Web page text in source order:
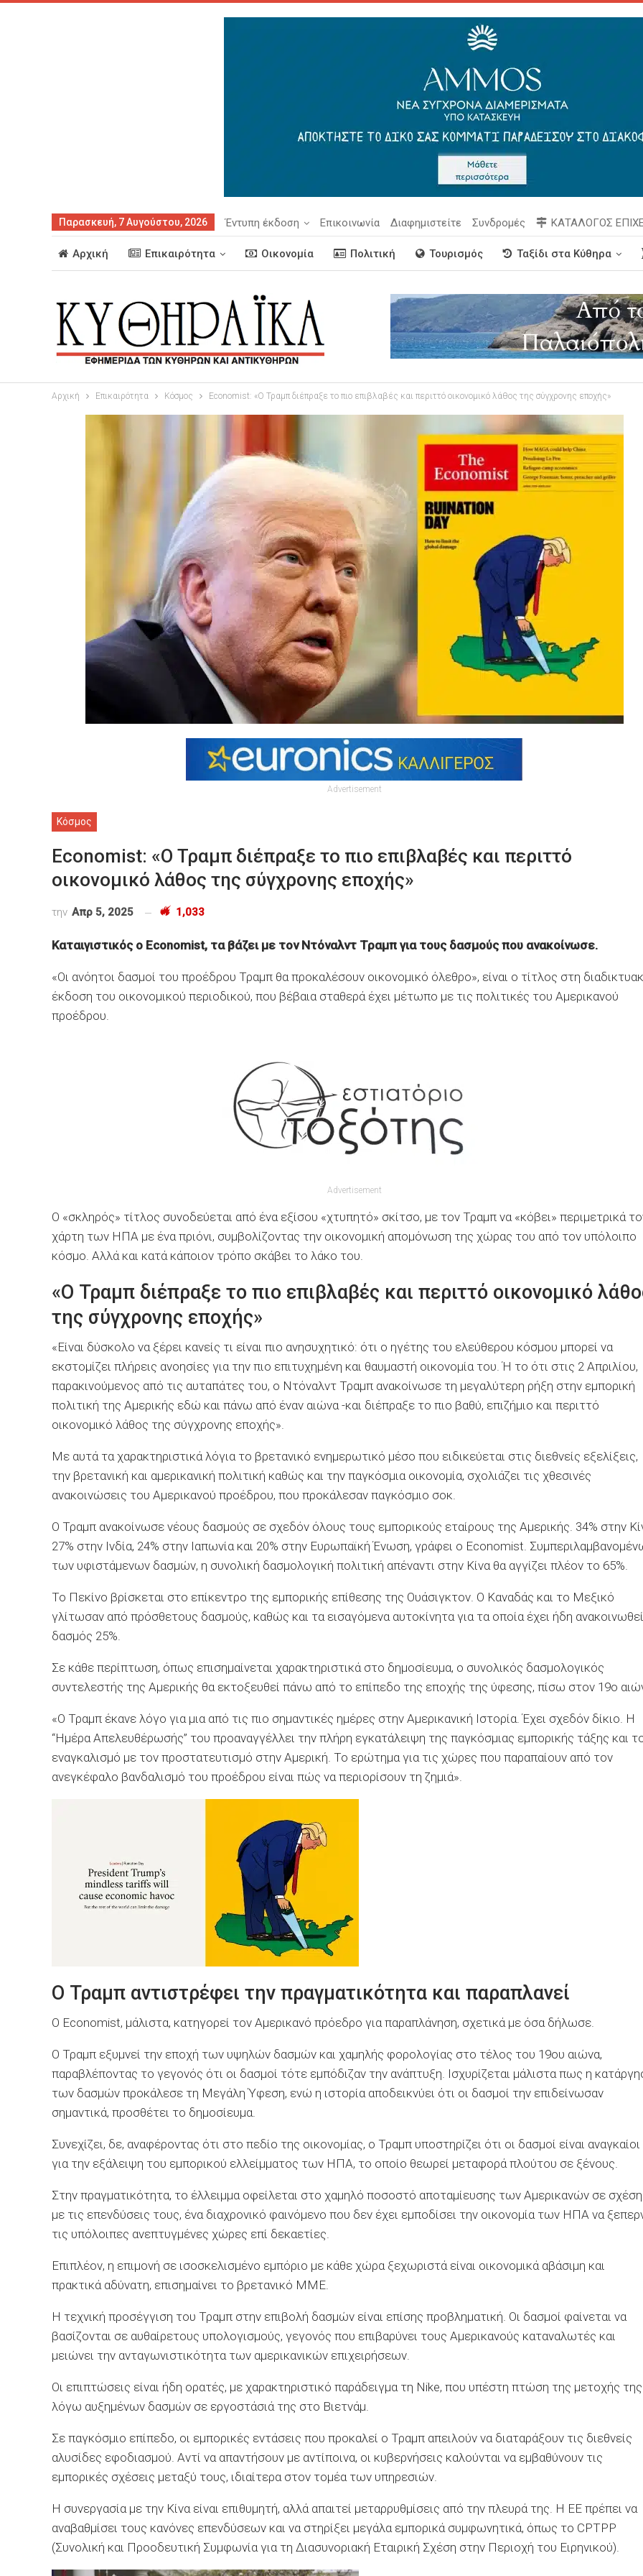
Παρασκευή, 7 Αυγούστου, 2026 Έντυπη έκδοση Επικοινωνία Διαφημιστείτε Συνδρομές ΚΑΤΑΛΟΓΟΣ
Αρχική Επικαιρότητα Οικονομία Πολιτική Τουρισμός Ταξίδι στα Κύθηρα
Αρχική Επικαιρότητα Κόσμος Economist: «Ο Τραμπ διέπραξε το πιο επιβλαβές και περιττό οικονομικό λάθος της σύγχρονης εποχής»
Advertisement
Κόσμος
Economist: «Ο Τραμπ διέπραξε το πιο επιβλαβές και περιττό
οικονομικό λάθος της σύγχρονης εποχής»
την Απρ 5, 2025 1,033
Καταιγιστικός ο Economist, τα βάζει με τον Ντόναλντ Τραμπ για τους δασμούς που ανακοίνωσε.
«Οι ανόητοι δασμοί του προέδρου Τραμπ θα προκαλέσουν οικονομικό όλεθρο», είναι ο τίτλος στη
έκδοση του οικονομικού περιοδικού, που βέβαια σταθερά έχει μέτωπο με τις πολιτικές του Αμερικανού
προέδρου.
Advertisement
Ο «σκληρός» τίτλος συνοδεύεται από ένα εξίσου «χτυπητό» σκίτσο, με τον Τραμπ να «κόβει» περιμετρικά
χάρτη των ΗΠΑ με ένα πριόνι, συμβολίζοντας την οικονομική απομόνωση της χώρας του από τον υπόλοιπο
κόσμο. Αλλά και κατά κάποιον τρόπο σκάβει το λάκο του.
«Ο Τραμπ διέπραξε το πιο επιβλαβές και περιττό οικονομικό
της σύγχρονης εποχής»
«Είναι δύσκολο να ξέρει κανείς τι είναι πιο ανησυχητικό: ότι ο ηγέτης του ελεύθερου κόσμου μπορεί να
εκστομίζει πλήρεις ανοησίες για την πιο επιτυχημένη και θαυμαστή οικονομία του. Ή το ότι στις 2 Απριλίου,
παρακινούμενος από τις αυταπάτες του, ο Ντόναλντ Τραμπ ανακοίνωσε τη μεγαλύτερη ρήξη στην εμπορική
πολιτική της Αμερικής εδώ και πάνω από έναν αιώνα -και διέπραξε το πιο βαθύ, επιζήμιο και περιττό
οικονομικό λάθος της σύγχρονης εποχής».
Με αυτά τα χαρακτηριστικά λόγια το βρετανικό ενημερωτικό μέσο που ειδικεύεται στις διεθνείς εξελίξεις,
την βρετανική και αμερικανική πολιτική καθώς και την παγκόσμια οικονομία, σχολιάζει τις χθεσινές
ανακοινώσεις του Αμερικανού προέδρου, που προκάλεσαν παγκόσμιο σοκ.
Ο Τραμπ ανακοίνωσε νέους δασμούς σε σχεδόν όλους τους εμπορικούς εταίρους της Αμερικής. 34% στην
27% στην Ινδία, 24% στην Ιαπωνία και 20% στην Ευρωπαϊκή Ένωση, γράφει ο Economist.
των υφιστάμενων δασμών, η συνολική δασμολογική πολιτική απέναντι στην Κίνα θα αγγίζει πλέον το 65%.
Το Πεκίνο βρίσκεται στο επίκεντρο της εμπορικής επίθεσης της Ουάσιγκτον. Ο Καναδάς και το Μεξικό
γλίτωσαν από πρόσθετους δασμούς, καθώς και τα εισαγόμενα αυτοκίνητα για τα οποία έχει ήδη ανακοινωθεί
δασμός 25%.
Σε κάθε περίπτωση, όπως επισημαίνεται χαρακτηριστικά στο δημοσίευμα, ο συνολικός δασμολογικός
συντελεστής της Αμερικής θα εκτοξευθεί πάνω από το επίπεδο της εποχής της ύφεσης, πίσω στον 19ο
«Ο Τραμπ έκανε λόγο για μια από τις πιο σημαντικές ημέρες στην Αμερικανική Ιστορία. Έχει σχεδόν δίκιο. Η
“Ημέρα Απελευθέρωσής” του προαναγγέλλει την πλήρη εγκατάλειψη της παγκόσμιας εμπορικής τάξης και
εναγκαλισμό με τον προστατευτισμό στην Αμερική. Το ερώτημα για τις χώρες που παραπαίουν από τον
ανεγκέφαλο βανδαλισμό του προέδρου είναι πώς να περιορίσουν τη ζημιά».
Ο Τραμπ αντιστρέφει την πραγματικότητα και παραπλανεί
Ο Economist, μάλιστα, κατηγορεί τον Αμερικανό πρόεδρο για παραπλάνηση, σχετικά με όσα δήλωσε.
Ο Τραμπ εξυμνεί την εποχή των υψηλών δασμών και χαμηλής φορολογίας στο τέλος του 19ου αιώνα,
παραβλέποντας το γεγονός ότι οι δασμοί τότε εμπόδιζαν την ανάπτυξη. Ισχυρίζεται μάλιστα πως η
των δασμών προκάλεσε τη Μεγάλη Ύφεση, ενώ η ιστορία αποδεικνύει ότι οι δασμοί την επιδείνωσαν
σημαντικά, προσθέτει το δημοσίευμα.
Συνεχίζει, δε, αναφέροντας ότι στο πεδίο της οικονομίας, ο Τραμπ υποστηρίζει ότι οι δασμοί είναι αναγκαίοι
για την εξάλειψη του εμπορικού ελλείμματος των ΗΠΑ, το οποίο θεωρεί μεταφορά πλούτου σε ξένους.
Στην πραγματικότητα, το έλλειμμα οφείλεται στο χαμηλό ποσοστό αποταμίευσης των Αμερικανών σε σχέση
με τις επενδύσεις τους, ένα διαχρονικό φαινόμενο που δεν έχει εμποδίσει την οικονομία των ΗΠΑ να
τις υπόλοιπες ανεπτυγμένες χώρες επί δεκαετίες.
Επιπλέον, η επιμονή σε ισοσκελισμένο εμπόριο με κάθε χώρα ξεχωριστά είναι οικονομικά αβάσιμη και
πρακτικά αδύνατη, επισημαίνει το βρετανικό ΜΜΕ.
Η τεχνική προσέγγιση του Τραμπ στην επιβολή δασμών είναι επίσης προβληματική. Οι δασμοί φαίνεται να
βασίζονται σε αυθαίρετους υπολογισμούς, γεγονός που επιβαρύνει τους Αμερικανούς καταναλωτές και
μειώνει την ανταγωνιστικότητα των αμερικανικών επιχειρήσεων.
Οι επιπτώσεις είναι ήδη ορατές, με χαρακτηριστικό παράδειγμα τη Nike, που υπέστη πτώση της μετοχής της
λόγω αυξημένων δασμών σε εργοστάσιά της στο Βιετνάμ.
Σε παγκόσμιο επίπεδο, οι εμπορικές εντάσεις που προκαλεί ο Τραμπ απειλούν να διαταράξουν τις διεθνείς
αλυσίδες εφοδιασμού. Αντί να απαντήσουν με αντίποινα, οι κυβερνήσεις καλούνται να εμβαθύνουν τις
εμπορικές σχέσεις μεταξύ τους, ιδιαίτερα στον τομέα των υπηρεσιών.
Η συνεργασία με την Κίνα είναι επιθυμητή, αλλά απαιτεί μεταρρυθμίσεις από την πλευρά της. Η ΕΕ πρέπει να
αναβαθμίσει τους κανόνες επενδύσεων και να στηρίξει μεγάλα εμπορικά συμφωνητικά, όπως το CPTPP
(Συνολική και Προοδευτική Συμφωνία για τη Διασυνοριακή Εταιρική Σχέση στην Περιοχή του Ειρηνικού).